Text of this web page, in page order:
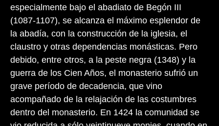
especialmente bajo el abadiato de Begón III
(1087-1107), se alcanza el máximo esplendor de
la abadía, con la construcción de la iglesia, el
claustro y otras dependencias monásticas. Pero
debido, entre otros, a la peste negra (1348) y la
guerra de los Cien Años, el monasterio sufrió un
grave período de decadencia, que vino
acompañado de la relajación de las costumbres
dentro del monasterio. En 1424 la comunidad se